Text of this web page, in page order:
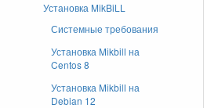
Установка MikBiLL
Системные требования
Установка Mikbill на
Centos 8
Установка Mikbill на
Debian 12